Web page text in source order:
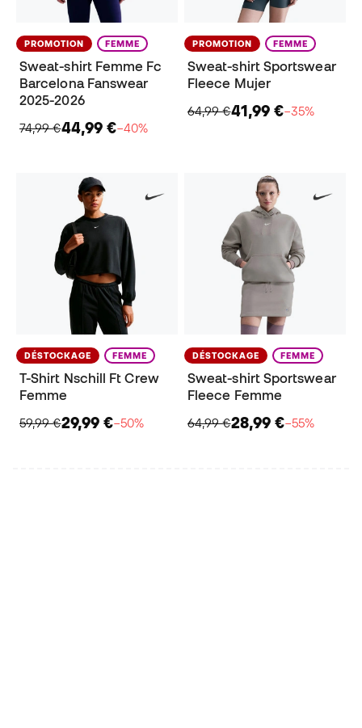
PROMOTION FEMME
Sweat-shirt Femme Fc
Barcelona Fanswear
2025-2026
74,99 €44,99 €−40%
PROMOTION FEMME
Sweat-shirt Sportswear
Fleece Mujer
64,99 €41,99 €−35%
DÉSTOCKAGE FEMME
T-Shirt Nschill Ft Crew
Femme
59,99 €29,99 €−50%
DÉSTOCKAGE FEMME
Sweat-shirt Sportswear
Fleece Femme
64,99 €28,99 €−55%